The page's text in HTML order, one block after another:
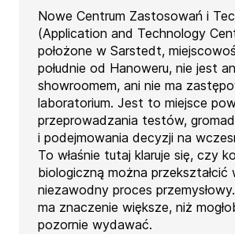
Nowe Centrum Zastosowań i
(Application and Technology
położone w Sarstedt,
południe od Hanoweru, nie jest
showroomem, ani nie ma
laboratorium. Jest to miejsce
przeprowadzania testów,
i podejmowania decyzji na
To właśnie tutaj klaruje się, czy
biologiczną można przekształcić
niezawodny proces
ma znaczenie większe, niż
pozornie wydawać.